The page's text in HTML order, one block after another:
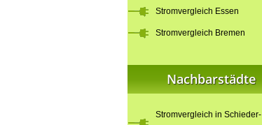
Stromvergleich Essen
Stromvergleich Bremen
Nachbarstädte
Stromvergleich in Schieder-